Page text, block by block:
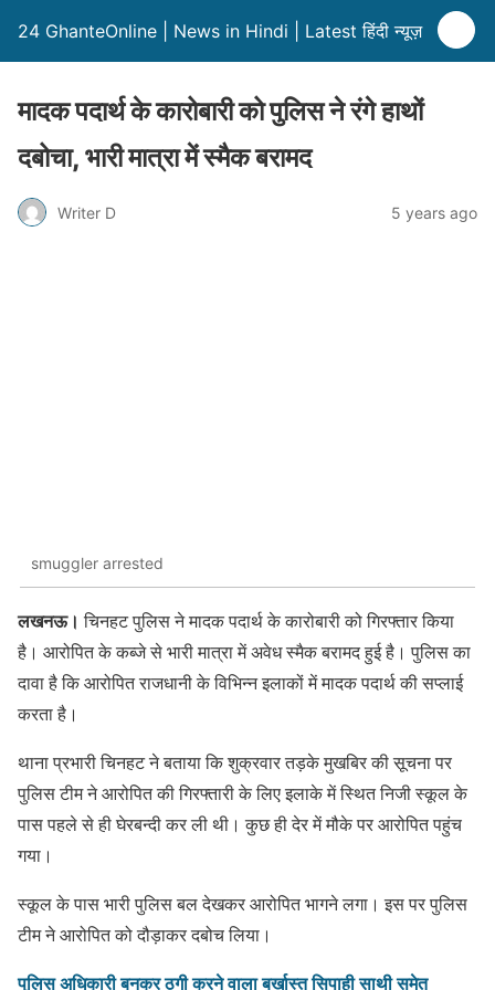
24 GhanteOnline | News in Hindi | Latest हिंदी न्यूज़
मादक पदार्थ के कारोबारी को पुलिस ने रंगे हाथों
दबोचा, भारी मात्रा में स्मैक बरामद
Writer D 5 years ago
smuggler arrested
लखनऊ। चिनहट पुलिस ने मादक पदार्थ के कारोबारी को गिरफ्तार किया
है। आरोपित के कब्जे से भारी मात्रा में अवेध स्मैक बरामद हुई है। पुलिस का
दावा है कि आरोपित राजधानी के विभिन्न इलाकों में मादक पदार्थ की सप्लाई
करता है।
थाना प्रभारी चिनहट ने बताया कि शुक्रवार तड़के मुखबिर की सूचना पर
पुलिस टीम ने आरोपित की गिरफ्तारी के लिए इलाके में स्थित निजी स्कूल के
पास पहले से ही घेरबन्दी कर ली थी। कुछ ही देर में मौके पर आरोपित पहुंच
गया।
स्कूल के पास भारी पुलिस बल देखकर आरोपित भागने लगा। इस पर पुलिस
टीम ने आरोपित को दौड़ाकर दबोच लिया।
पुलिस अधिकारी बनकर ठगी करने वाला बर्खास्त सिपाही साथी समेत